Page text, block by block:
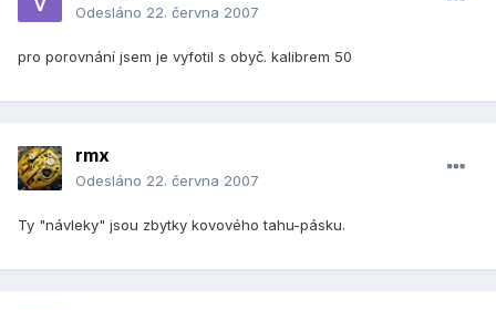
Odesláno 22. června 2007
pro porovnání jsem je vyfotil s obyč. kalibrem 50
rmx
Odesláno 22. června 2007
Ty "návleky" jsou zbytky kovového tahu-pásku.